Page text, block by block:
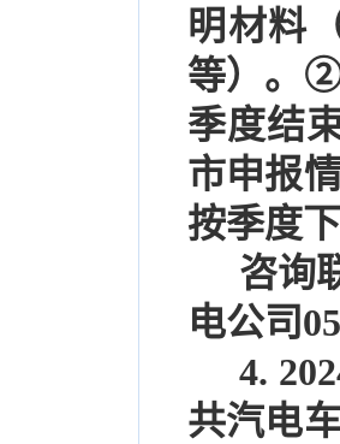
明材料
等）。
季度结
市申报
按季度
咨询
电公司
4.
共汽电